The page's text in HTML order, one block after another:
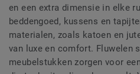
en een extra dimensie in elke
beddengoed, kussens en
materialen, zoals katoen en
van luxe en comfort. Fluwelen
meubelstukken zorgen voor